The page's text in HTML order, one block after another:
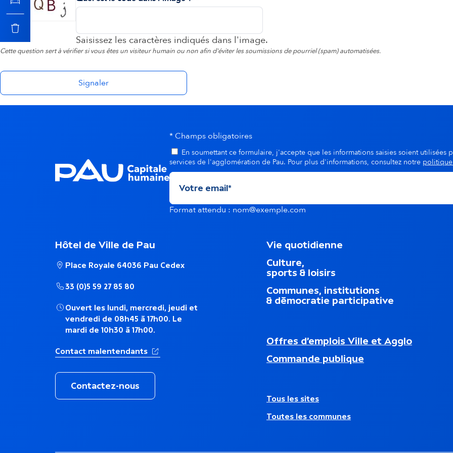
n
s
e
n
i
e
Saisissez les caractères indiqués dans l'image.
Cette question sert à vérifier si vous êtes un visiteur humain ou non afin d'éviter les soumissions de pourriel (spam) automatisées.
* Champs obligatoires
En soumettant ce formulaire, j'accepte que les informations saisies soient
services de l'agglomération de Pau. Pour plus d'informations, consultez notre
Format attendu : nom@exemple.com
Hôtel de Ville de Pau
Place Royale 64036 Pau Cedex
33 (0)5 59 27 85 80
Ouvert les lundi, mercredi, jeudi et
vendredi de 08h45 à 17h00. Le
mardi de 10h30 à 17h00.
Contact malentendants (Ouverture dans un nouvel onglet)
Contactez-nous
M
n
u
d
u
p
d
d
e
p
e
Vie quotidienne
Culture,
sports & loisirs
Communes, institutions
& démocratie participative
N
v
t
i
o
Offres d’emplois Ville et Agglo
Commande publique
A
t
s
Tous les sites
Toutes les communes